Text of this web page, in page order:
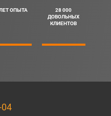
ОПЫТА
28 000
ДОВОЛЬНЫХ
КЛИЕНТОВ